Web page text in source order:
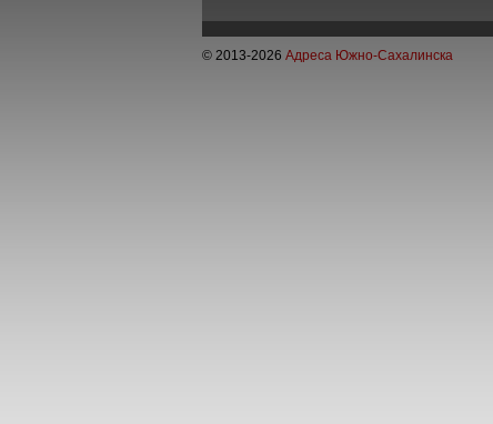
© 2013-2026 Адреса Южно-Сахалинска